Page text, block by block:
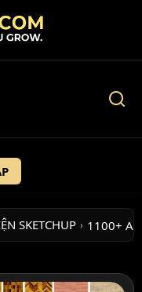
SKETCHUP › 1100+